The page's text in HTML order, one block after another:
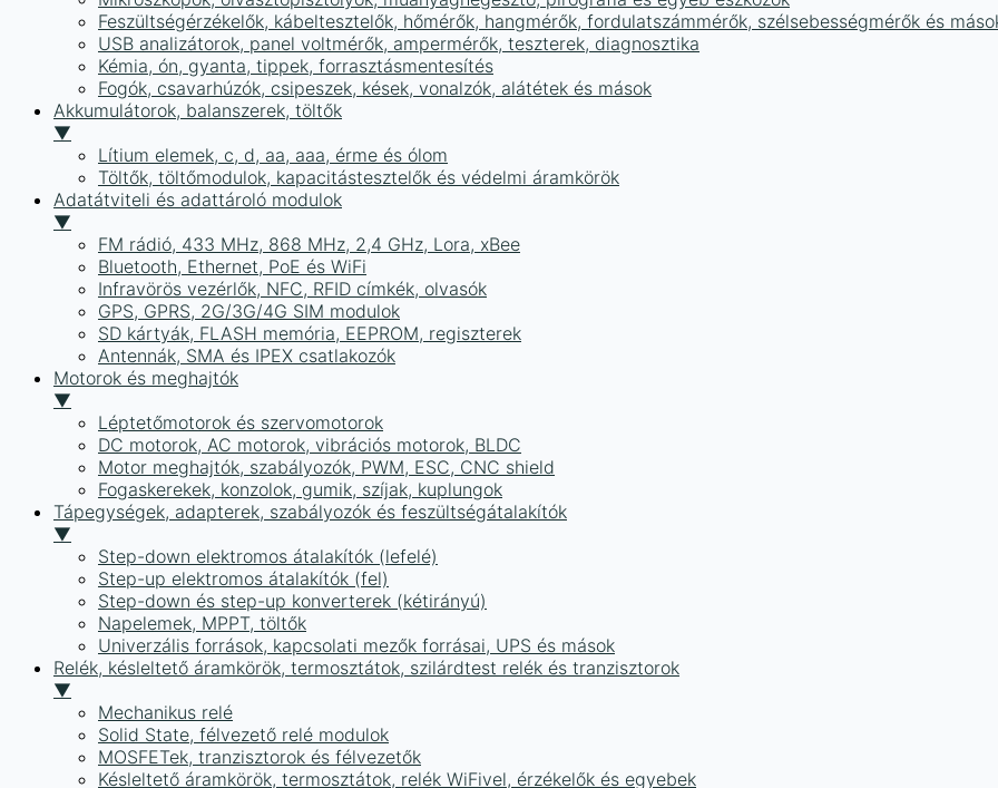
Feszültségérzékelők, kábeltesztelők, hőmérők, hangmérők, fordulatszámmérők, szélsebességmérők és
USB analizátorok, panel voltmérők, ampermérők, teszterek, diagnosztika
Kémia, ón, gyanta, tippek, forrasztásmentesítés
Fogók, csavarhúzók, csipeszek, kések, vonalzók, alátétek és mások
Akkumulátorok, balanszerek, töltők
▼
Lítium elemek, c, d, aa, aaa, érme és ólom
Töltők, töltőmodulok, kapacitástesztelők és védelmi áramkörök
Adatátviteli és adattároló modulok
▼
FM rádió, 433 MHz, 868 MHz, 2,4 GHz, Lora, xBee
Bluetooth, Ethernet, PoE és WiFi
Infravörös vezérlők, NFC, RFID címkék, olvasók
GPS, GPRS, 2G/3G/4G SIM modulok
SD kártyák, FLASH memória, EEPROM, regiszterek
Antennák, SMA és IPEX csatlakozók
Motorok és meghajtók
▼
Léptetőmotorok és szervomotorok
DC motorok, AC motorok, vibrációs motorok, BLDC
Motor meghajtók, szabályozók, PWM, ESC, CNC shield
Fogaskerekek, konzolok, gumik, szíjak, kuplungok
Tápegységek, adapterek, szabályozók és feszültségátalakítók
▼
Step-down elektromos átalakítók (lefelé)
Step-up elektromos átalakítók (fel)
Step-down és step-up konverterek (kétirányú)
Napelemek, MPPT, töltők
Univerzális források, kapcsolati mezők forrásai, UPS és mások
Relék, késleltető áramkörök, termosztátok, szilárdtest relék és tranzisztorok
▼
Mechanikus relé
Solid State, félvezető relé modulok
MOSFETek, tranzisztorok és félvezetők
Késleltető áramkörök, termosztátok, relék WiFivel, érzékelők és egyebek